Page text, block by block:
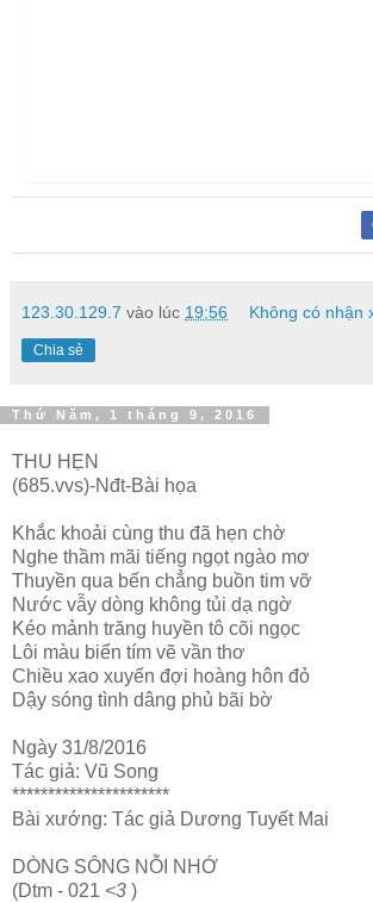
123.30.129.7 vào lúc 19:56 Không có nhận
Chia sẻ
Thứ Năm, 1 tháng 9, 2016
THU HẸN
(685.vvs)-Nđt-Bài họa
Khắc khoải cùng thu đã hẹn chờ
Nghe thầm mãi tiếng ngọt ngào mơ
Thuyền qua bến chẳng buồn tim vỡ
Nước vẫy dòng không tủi dạ ngờ
Kéo mảnh trăng huyền tô cõi ngọc
Lôi màu biển tím vẽ vần thơ
Chiều xao xuyến đợi hoàng hôn đỏ
Dậy sóng tình dâng phủ bãi bờ
Ngày 31/8/2016
Tác giả: Vũ Song
**********************
Bài xướng: Tác giả Dương Tuyết Mai
DÒNG SÔNG NỖI NHỚ
(Dtm - 021 <3 )